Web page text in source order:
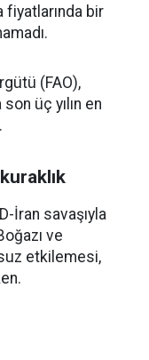
fiyatlarında bir
(FAO),
üç yılın en
İran savaşıyla
ve
etkilemesi,